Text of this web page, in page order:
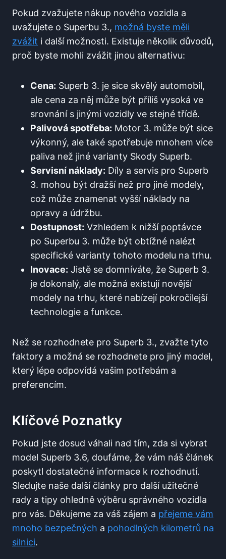
Pokud zvažujete nákup nového vozidla a
uvažujete o Superbu 3., možná byste měli
zvážit i další možnosti. Existuje několik důvodů,
proč byste mohli zvážit jinou alternativu:
Cena: Superb 3. je sice skvělý automobil,
ale cena za něj může být příliš vysoká ve
srovnání s jinými vozidly ve stejné třídě.
Palivová spotřeba: Motor 3. může být sice
výkonný, ale také spotřebuje mnohem více
paliva než jiné varianty Skody Superb.
Servisní náklady: Díly a servis pro Superb
3. mohou být dražší než pro jiné modely,
což může znamenat vyšší náklady na
opravy a údržbu.
Dostupnost: Vzhledem k nižší poptávce
po Superbu 3. může být obtížné nalézt
specifické varianty tohoto modelu na trhu.
Inovace: Jistě se domníváte, že Superb 3.
je dokonalý, ale možná existují novější
modely na trhu, které nabízejí pokročilejší
technologie a funkce.
Než se rozhodnete pro Superb 3., zvažte tyto
faktory a možná se rozhodnete pro jiný model,
který lépe odpovídá vašim potřebám a
preferencím.
Klíčové Poznatky
Pokud jste dosud váhali nad tím, zda si vybrat
model Superb 3.6, doufáme, že vám náš článek
poskytl dostatečné informace k rozhodnutí.
Sledujte naše další články pro další užitečné
rady a tipy ohledně výběru správného vozidla
pro vás. Děkujeme za váš zájem a přejeme vám
mnoho bezpečných a pohodlných kilometrů na
silnici.